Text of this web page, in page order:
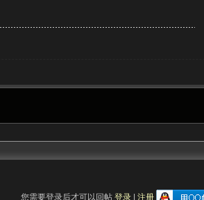
您需要登录后才可以回帖 登录| 注册